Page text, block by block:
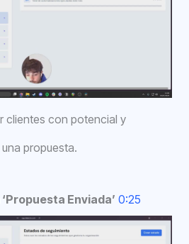
clientes con potencial y
propuesta.
Enviada’ 0:25